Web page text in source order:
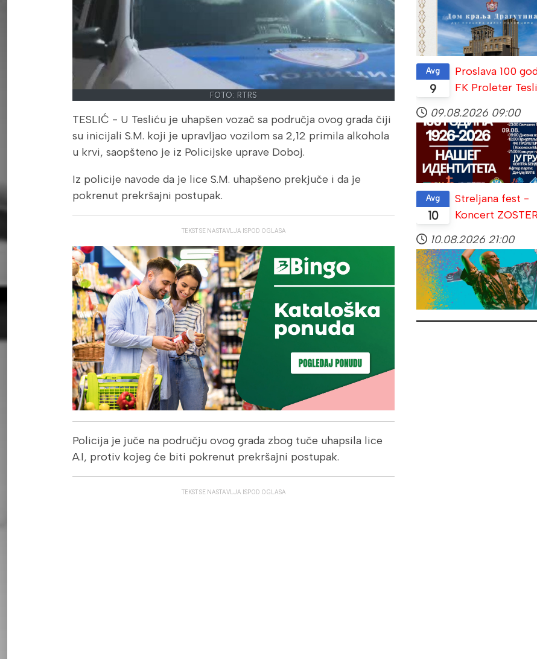
FOTO: RTRS
TESLIĆ - U Tesliću je uhapšen vozač sa područja ovog grada čiji
su inicijali S.M. koji je upravljao vozilom sa 2,12 primila alkohola
u krvi, saopšteno je iz Policijske uprave Doboj.
Iz policije navode da je lice S.M. uhapšeno prekjuče i da je
pokrenut prekršajni postupak.
TEKST SE NASTAVLJA ISPOD OGLASA
Policija je juče na području ovog grada zbog tuče uhapsila lice
A.I, protiv kojeg će biti pokrenut prekršajni postupak.
TEKST SE NASTAVLJA ISPOD OGLASA
9
Avg
Proslava 100
FK Proleter
09.08.2026 09:00
10
Avg
Streljana fest -
Koncert
10.08.2026 21:00